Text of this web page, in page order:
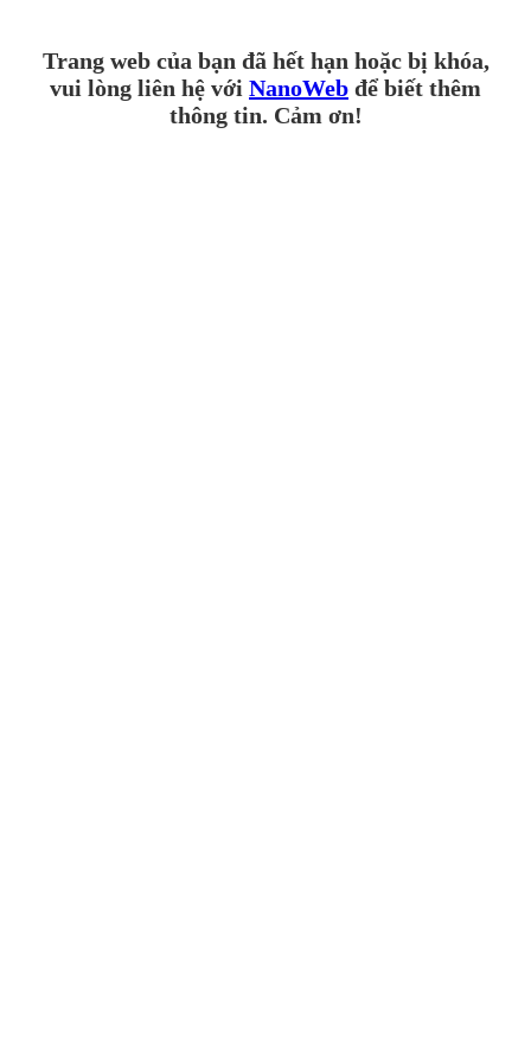
Trang web của bạn đã hết hạn hoặc bị khóa,
vui lòng liên hệ với NanoWeb để biết thêm
thông tin. Cảm ơn!